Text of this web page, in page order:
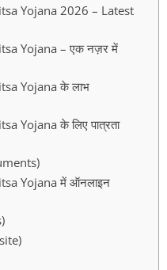
Yojana 2026 – Latest
Yojana – एक नज़र में
Yojana के लाभ
Yojana के लिए पात्रता
Yojana में ऑनलाइन